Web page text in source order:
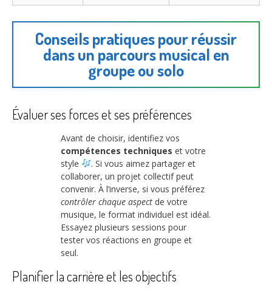
Conseils pratiques pour réussir
dans un parcours musical en
groupe ou solo
Évaluer ses forces et ses préférences
Avant de choisir, identifiez vos
compétences techniques et votre
style
. Si vous aimez partager et
collaborer, un projet collectif peut
convenir. À l’inverse, si vous préférez
contrôler chaque aspect de votre
musique, le format individuel est idéal.
Essayez plusieurs sessions pour
tester vos réactions en groupe et
seul.
Planifier la carrière et les objectifs